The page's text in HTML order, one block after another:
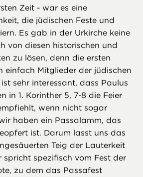
Zeit - war es eine
die jüdischen Feste und
Es gab in der Urkirche keine
von diesen historischen und
zu lösen, denn die ersten
einfach Mitglieder der jüdischen
sehr interessant, dass Paulus
in 1. Korinther 5, 7-8 die Feier
wenn nicht sogar
haben ein Passalamm, das
ist. Darum lasst uns das
Teig der Lauterkeit
spricht spezifisch vom Fest der
zu dem das Passafest